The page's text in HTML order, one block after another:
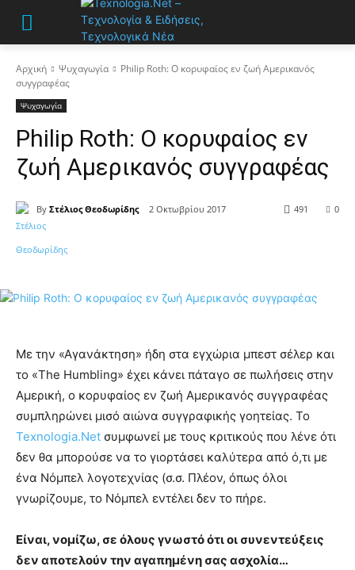
Αρχική Ψυχαγωγία
Philip Roth: Ο κορυφαίος εν ζωή Αμερικανός
συγγραφέας
Ψυχαγωγία
Philip Roth: Ο κορυφαίος εν
ζωή Αμερικανός συγγραφέας
By Στέλιος Θεοδωρίδης 2 Οκτωβρίου 2017 0
491
Με την «Αγανάκτηση» ήδη στα εγχώρια μπεστ σέλερ και
το «The Humbling» έχει κάνει πάταγο σε πωλήσεις στην
Αμερική, ο κορυφαίος εν ζωή Αμερικανός συγγραφέας
συμπληρώνει μισό αιώνα συγγραφικής γοητείας. Το
Texnologia.Net συμφωνεί με τους κριτικούς που λένε ότι
δεν θα μπορούσε να το γιορτάσει καλύτερα από ό,τι με
ένα Νόμπελ λογοτεχνίας (σ.σ. Πλέον, όπως όλοι
γνωρίζουμε, το Νόμπελ εντέλει δεν το πήρε.
Είναι, νομίζω, σε όλους γνωστό ότι οι συνεντεύξεις
δεν αποτελούν την αγαπημένη σας ασχολία…